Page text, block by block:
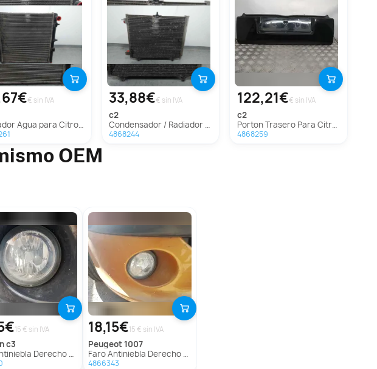
€ sin IVA
Agua para Citroën C2
33,88€€ sin IVA
c2
Condensador / Radiador Aire Acondicionado para Citroën C2
4868244
122,21€€ sin IVA
c2
Porton Trasero Para Citroen C2
4868259
OEM
15 € sin IVA
c3
Derecho Para Citroen C3
18,15€15 € sin IVA
peugeot1007
Faro Antiniebla Derecho Para Peugeot 1007
4866343